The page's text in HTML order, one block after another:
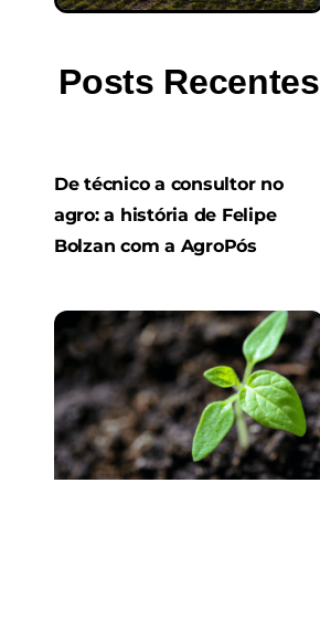
Posts Recentes
De técnico a consultor no
agro: a história de Felipe
Bolzan com a AgroPós